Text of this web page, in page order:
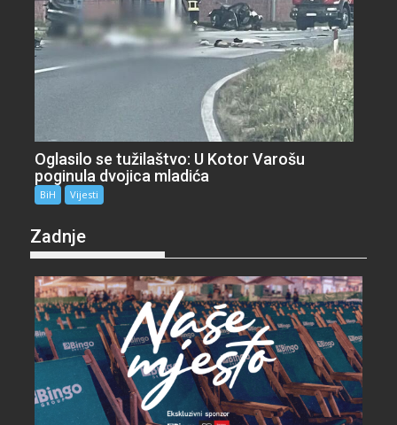
Oglasilo se tužilaštvo: U Kotor Varošu
poginula dvojica mladića
BiH Vijesti
Zadnje